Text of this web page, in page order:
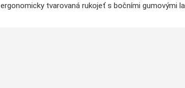
ergonomicky tvarovaná rukojeť s bočními gumovými